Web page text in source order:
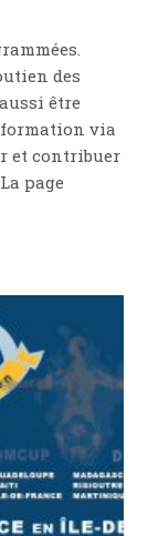
des
être
via
et contribuer
page